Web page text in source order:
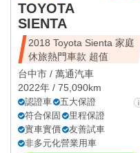
TOYOTA
SIENTA
2018 Toyota Sienta 家庭
休旅熱門車款 超值
台中市 / 萬通汽車
2022年 / 75,090km
認證車
五大保證
符合保固
里程保證
實車實價
友善試車
非多元化營業用車